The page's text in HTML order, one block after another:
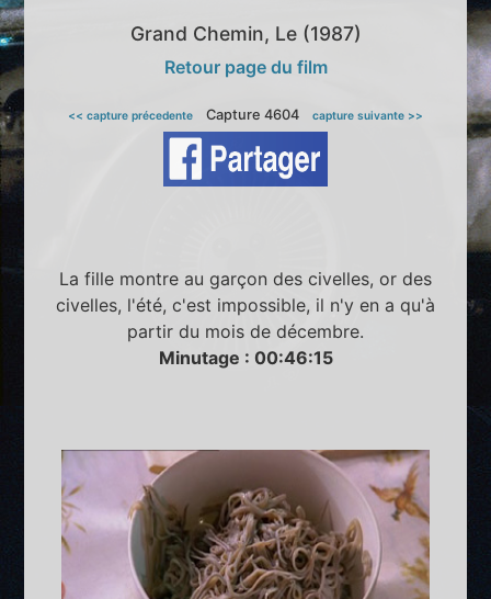
Grand Chemin, Le (1987)
Retour page du film
<< capture précedente Capture 4604 capture suivante >>
La fille montre au garçon des civelles, or des
civelles, l'été, c'est impossible, il n'y en a qu'à
partir du mois de décembre.
Minutage : 00:46:15